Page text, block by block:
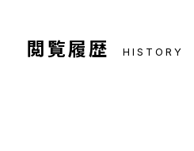
閲覧履歴 HISTORY